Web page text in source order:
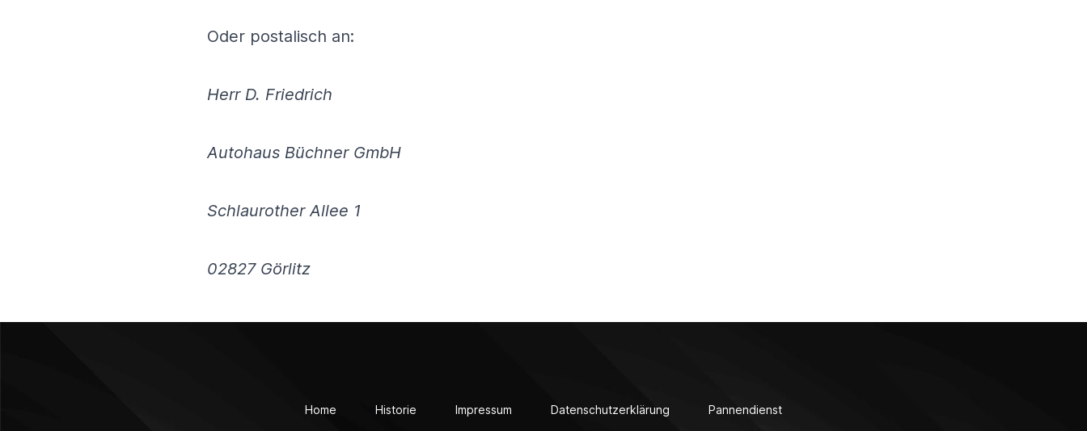
Oder postalisch an:
Herr D. Friedrich
Autohaus Büchner GmbH
Schlaurother Allee 1
02827 Görlitz
Home Historie Impressum Datenschutzerklärung Pannendienst